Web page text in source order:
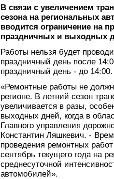
В связи с увеличением
сезона на региональных
вводится ограничение на
праздничных и выходных
Работы нельзя будет
праздничный день после
праздничный день - до 14:00.
«Ремонтные работы не
регионе. В летний сезон
увеличивается в разы,
выходных дней, когда в
Главного управления
Константин Ляшкевич. -
проведения ремонтных
сентябрь текущего года на
среднесуточной
автомобилей».